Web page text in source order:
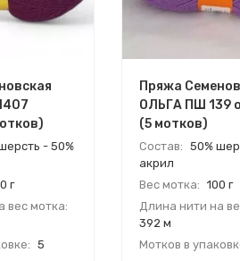
- 50%
г
вес мотка:
5
Пряжа
ОЛЬГА ПШ 139
(5 мотков)
Состав: 50%
акрил
Вес мотка: 100 г
Длина нити на
392 м
Мотков в